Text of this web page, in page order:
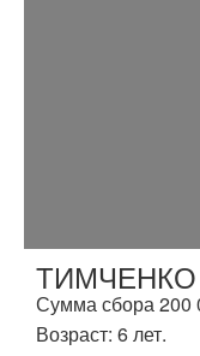
Сумма сбора 200
Возраст: 6 лет.